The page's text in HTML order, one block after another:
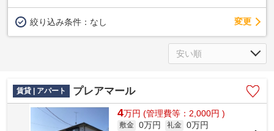
絞り込み条件： なし 変更
賃貸 | アパート プレアマール
4万円 (管理費等：2,000円 )
敷金 0万円 礼金 0万円